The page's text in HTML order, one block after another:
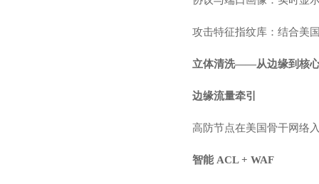
攻击特征指纹库：结合美
立体清洗——从边缘到核
边缘流量牵引
高防节点在美国骨干网络
智能 ACL + WAF